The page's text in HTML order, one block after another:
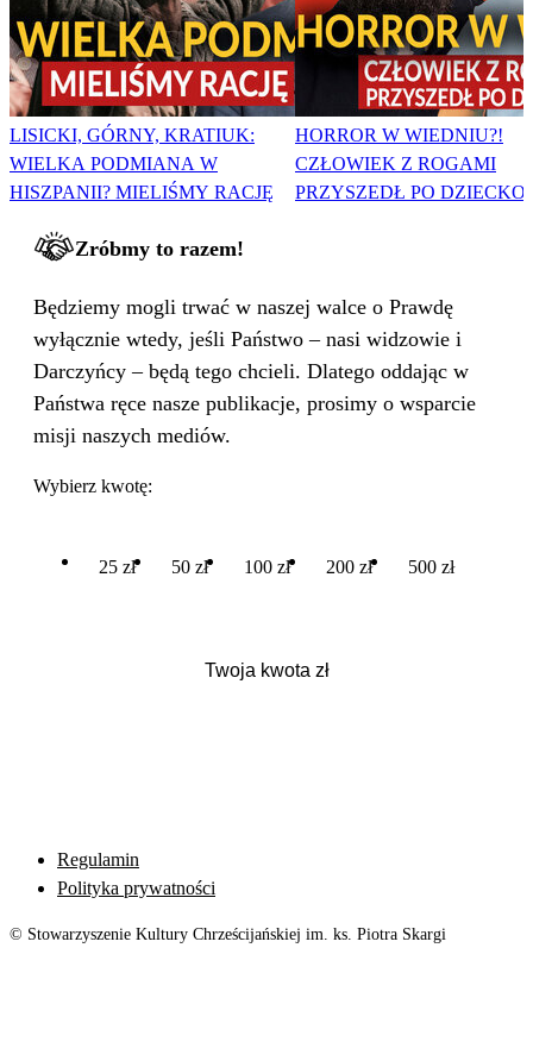
LISICKI, GÓRNY, KRATIUK:
WIELKA PODMIANA W
HISZPANII? MIELIŚMY RACJĘ
HORROR W WIEDNIU?!
CZŁOWIEK Z ROGAMI
PRZYSZEDŁ PO DZIECKO
Zróbmy to razem!
Będziemy mogli trwać w naszej walce o Prawdę
wyłącznie wtedy, jeśli Państwo – nasi widzowie i
Darczyńcy – będą tego chcieli. Dlatego oddając w
Państwa ręce nasze publikacje, prosimy o wsparcie
misji naszych mediów.
Wybierz kwotę:
25 zł 50 zł 100 zł 200 zł 500 zł
Regulamin
Polityka prywatności
© Stowarzyszenie Kultury Chrześcijańskiej im. ks. Piotra Skargi